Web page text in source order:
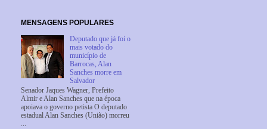
MENSAGENS POPULARES
Deputado que já foi o
mais votado do
município de
Barrocas, Alan
Sanches morre em
Salvador
Senador Jaques Wagner, Prefeito
Almir e Alan Sanches que na época
apoiava o governo petista O deputado
estadual Alan Sanches (União) morreu
...